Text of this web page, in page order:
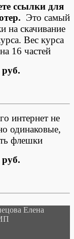
ссылки для
Это самый
на скачивание
Вес курса
16 частей
интернет не
одинаковые,
флешки
Елена